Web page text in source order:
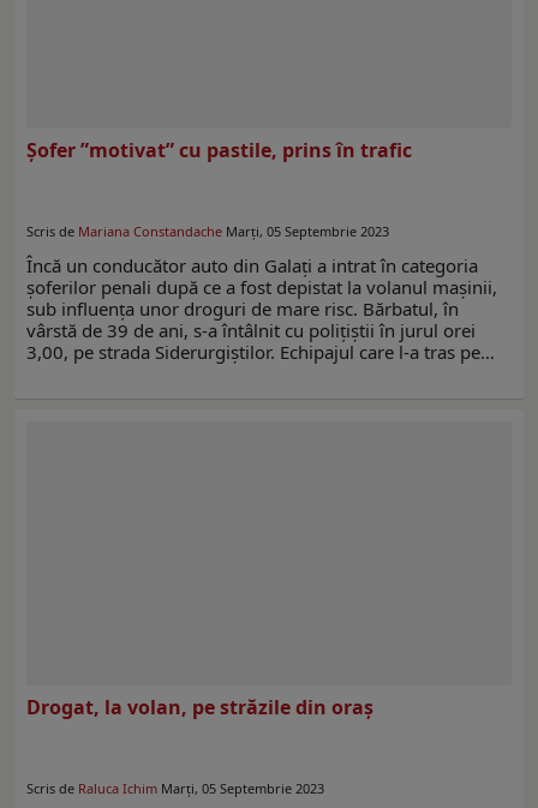
Șofer ”motivat” cu pastile, prins în trafic
Scris de Mariana Constandache Marți, 05 Septembrie 2023
Încă un conducător auto din Galați a intrat în categoria
șoferilor penali după ce a fost depistat la volanul mașinii,
sub influența unor droguri de mare risc. Bărbatul, în
vârstă de 39 de ani, s-a întâlnit cu polițiștii în jurul orei
3,00, pe strada Siderurgiștilor. Echipajul care l-a tras pe…
Drogat, la volan, pe străzile din oraș
Scris de Raluca Ichim Marți, 05 Septembrie 2023